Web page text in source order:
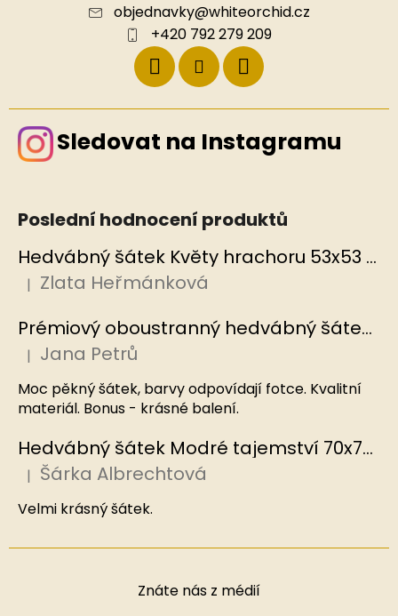
objednavky@whiteorchid.cz
+420 792 279 209
Sledovat na Instagramu
Poslední hodnocení produktů
Hedvábný šátek Květy hrachoru 53x53 cm v dárkovém balení, HEDVÁBNÝ SVĚT
Hodnocení produktu je 5 z 5 hvězdiček.
| Zlata Heřmánková
Prémiový oboustranný hedvábný šátek Mořský korál, MB
Hodnocení produktu je 5 z 5 hvězdiček.
| Jana Petrů
Moc pěkný šátek, barvy odpovídají fotce. Kvalitní
materiál. Bonus - krásné balení.
Hedvábný šátek Modré tajemství 70x70 cm v dárkovém balení, HEDVÁBNÝ SVĚT
Hodnocení produktu je 5 z 5 hvězdiček.
| Šárka Albrechtová
Velmi krásný šátek.
Znáte nás z médií